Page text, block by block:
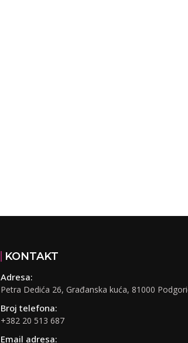
KONTAKT
Adresa:
Petra Dedića 26, Građanska kuća, 81000
Broj telefona:
+382 20 513 687
Email adresa: